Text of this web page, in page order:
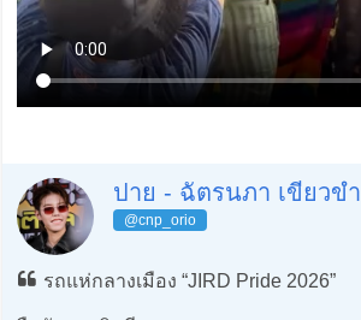
ปาย - ฉัตรนภา เขียวขำ
@cnp_orio
รถแห่กลางเมือง “JIRD Pride 2026”